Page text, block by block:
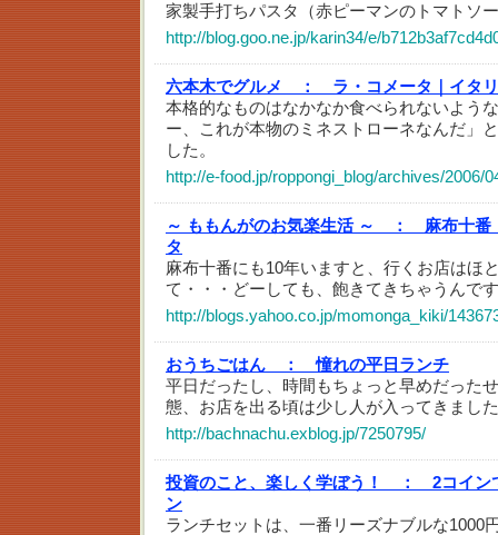
家製手打ちパスタ（赤ピーマンのトマトソ
http://blog.goo.ne.jp/karin34/e/
六本木でグルメ ：
ラ・コメータ｜イタ
本格的なものはなかなか食べられないよう
ー、これが本物のミネストローネなんだ」
した。
http://e-food.jp/roppongi_blog/archives/2006/
～ ももんがのお気楽生活 ～ ：
麻布十
タ
麻布十番にも10年いますと、行くお店はほ
て・・・どーしても、飽きてきちゃうんで
http://blogs.yahoo.co.jp/momonga_kiki/
おうちごはん ：
憧れの平日ランチ
平日だったし、時間もちょっと早めだった
態、お店を出る頃は少し人が入ってきまし
http://bachnachu.exblog.jp/7250795/
投資のこと、楽しく学ぼう！ ：
2コイン
ン
ランチセットは、一番リーズナブルな1000